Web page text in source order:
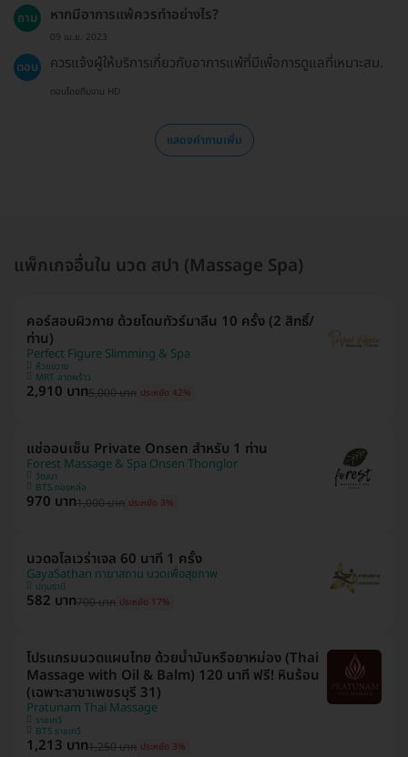
ถาม หากมีอาการแพ้ควรทำอย่างไร?
09 เม.ย. 2023
ตอบ ควรแจ้งผู้ให้บริการเกี่ยวกับอาการแพ้ที่มีเพื่อการดูแลที่เหมาะสม.
ตอบโดยทีมงาน HD
แสดงคำถามเพิ่ม
แพ็กเกจอื่นใน นวด สปา (Massage Spa)
คอร์สอบผิวกาย ด้วยโดมทัวร์มาลีน 10 ครั้ง (2 สิทธิ์/
ท่าน)
Perfect Figure Slimming & Spa
ห้วยขวาง
MRT ลาดพร้าว
2,910 บาท5,000 บาท ประหยัด 42%
แช่ออนเซ็น Private Onsen สำหรับ 1 ท่าน
Forest Massage & Spa Onsen Thonglor
วัฒนา
BTS ทองหล่อ
970 บาท1,000 บาท ประหยัด 3%
นวดอโลเวร่าเจล 60 นาที 1 ครั้ง
GayaSathan กายาสถาน นวดเพื่อสุขภาพ
ปทุมธานี
582 บาท700 บาท ประหยัด 17%
โปรแกรมนวดแผนไทย ด้วยน้ำมันหรือยาหม่อง (Thai
Massage with Oil & Balm) 120 นาที ฟรี! หินร้อน
(เฉพาะสาขาเพชรบุรี 31)
Pratunam Thai Massage
ราชเทวี
BTS ราชเทวี
1,213 บาท1,250 บาท ประหยัด 3%